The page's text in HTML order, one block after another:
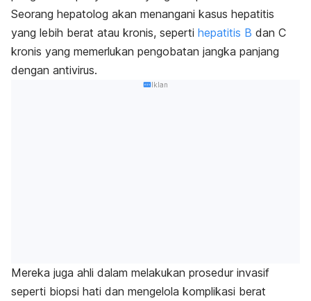
Seorang hepatolog akan menangani kasus hepatitis
yang lebih berat atau kronis, seperti hepatitis B dan C
kronis yang memerlukan pengobatan jangka panjang
dengan antivirus.
Iklan
Mereka juga ahli dalam melakukan prosedur invasif
seperti biopsi hati dan mengelola komplikasi berat